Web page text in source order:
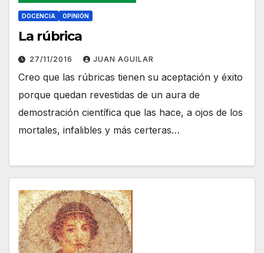
DOCENCIA OPINIÓN
La rúbrica
27/11/2016 JUAN AGUILAR
Creo que las rúbricas tienen su aceptación y éxito
porque quedan revestidas de un aura de
demostración científica que las hace, a ojos de los
mortales, infalibles y más certeras…